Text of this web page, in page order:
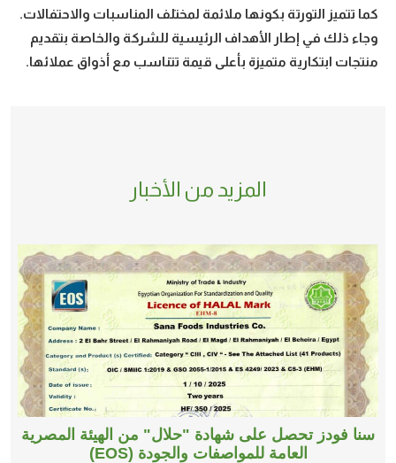
كما تتميز التورتة بكونها ملائمة لمختلف المناسبات والاحتفالات.
وجاء ذلك في إطار الأهداف الرئيسية للشركة والخاصة بتقديم
منتجات ابتكارية متميزة بأعلى قيمة تتناسب مع أذواق عملائها.
المزيد من الأخبار
سنا فودز تحصل على شهادة "حلال" من الهيئة المصرية
العامة للمواصفات والجودة (EOS)